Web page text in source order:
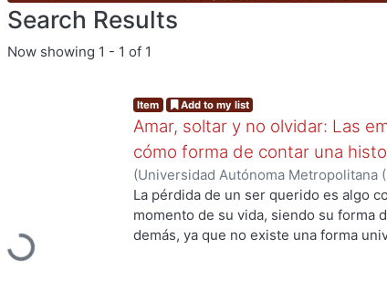
Search Results
Now showing 1 - 1 of 1
Loading...
Item Add to my list
Amar, soltar y no olvidar: Las
cómo forma de contar una
(Universidad Autónoma Metropolitana
de Servicios de Información.,2024-01)
La pérdida de un ser querido es algo
momento de su vida, siendo su forma
demás, ya que no existe una forma